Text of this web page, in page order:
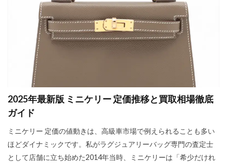
2025年最新版 ミニケリー 定価推移と買取相場徹底
ガイド
ミニケリー 定価の値動きは、高級車市場で例えられることも多い
ほどダイナミックです。私がラグジュアリーバッグ専門の査定士
として店舗に立ち始めた2014年当時、ミニケリーは「希少だけれ